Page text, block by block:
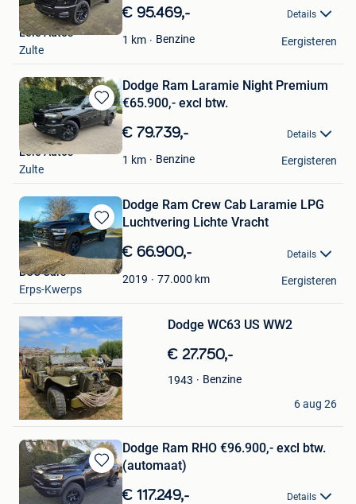
in
Mijn
Favorieten
€ 95.469,- Details
1 km Benzine
Leie Auto's
Zulte
Eergisteren
Bewaren
in
Favorieten
Dodge Ram Laramie Night Premium
€65.900,- excl btw.
€ 79.739,- Details
1 km Benzine
Leie Auto's
Zulte
Eergisteren
Bewaren
in
Mijn
Favorieten
Dodge Ram Crew Cab Laramie LPG
Luchtvering Lichte Vracht
€ 66.900,- Details
2019 77.000 km
BCC Cars
Erps-Kwerps
Eergisteren
in
Mijn
Favorieten
Dodge WC63 US WW2
€ 27.750,-
1943
Benzine
Luyckx
Thieusies
6 aug 26
Bewaren
in
Dodge Ram RHO €96.900,- excl btw.
(automaat)
€ 117.249,- Details